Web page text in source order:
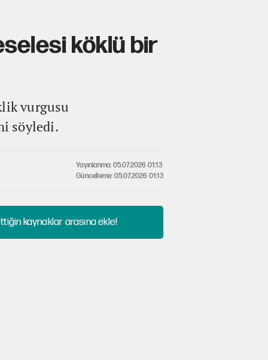
köklü bir
vurgusu
söyledi.
Yayınlanma: 05.07.2026 01:13
Güncelleme: 05.07.2026 01:13
kaynaklar arasına ekle!